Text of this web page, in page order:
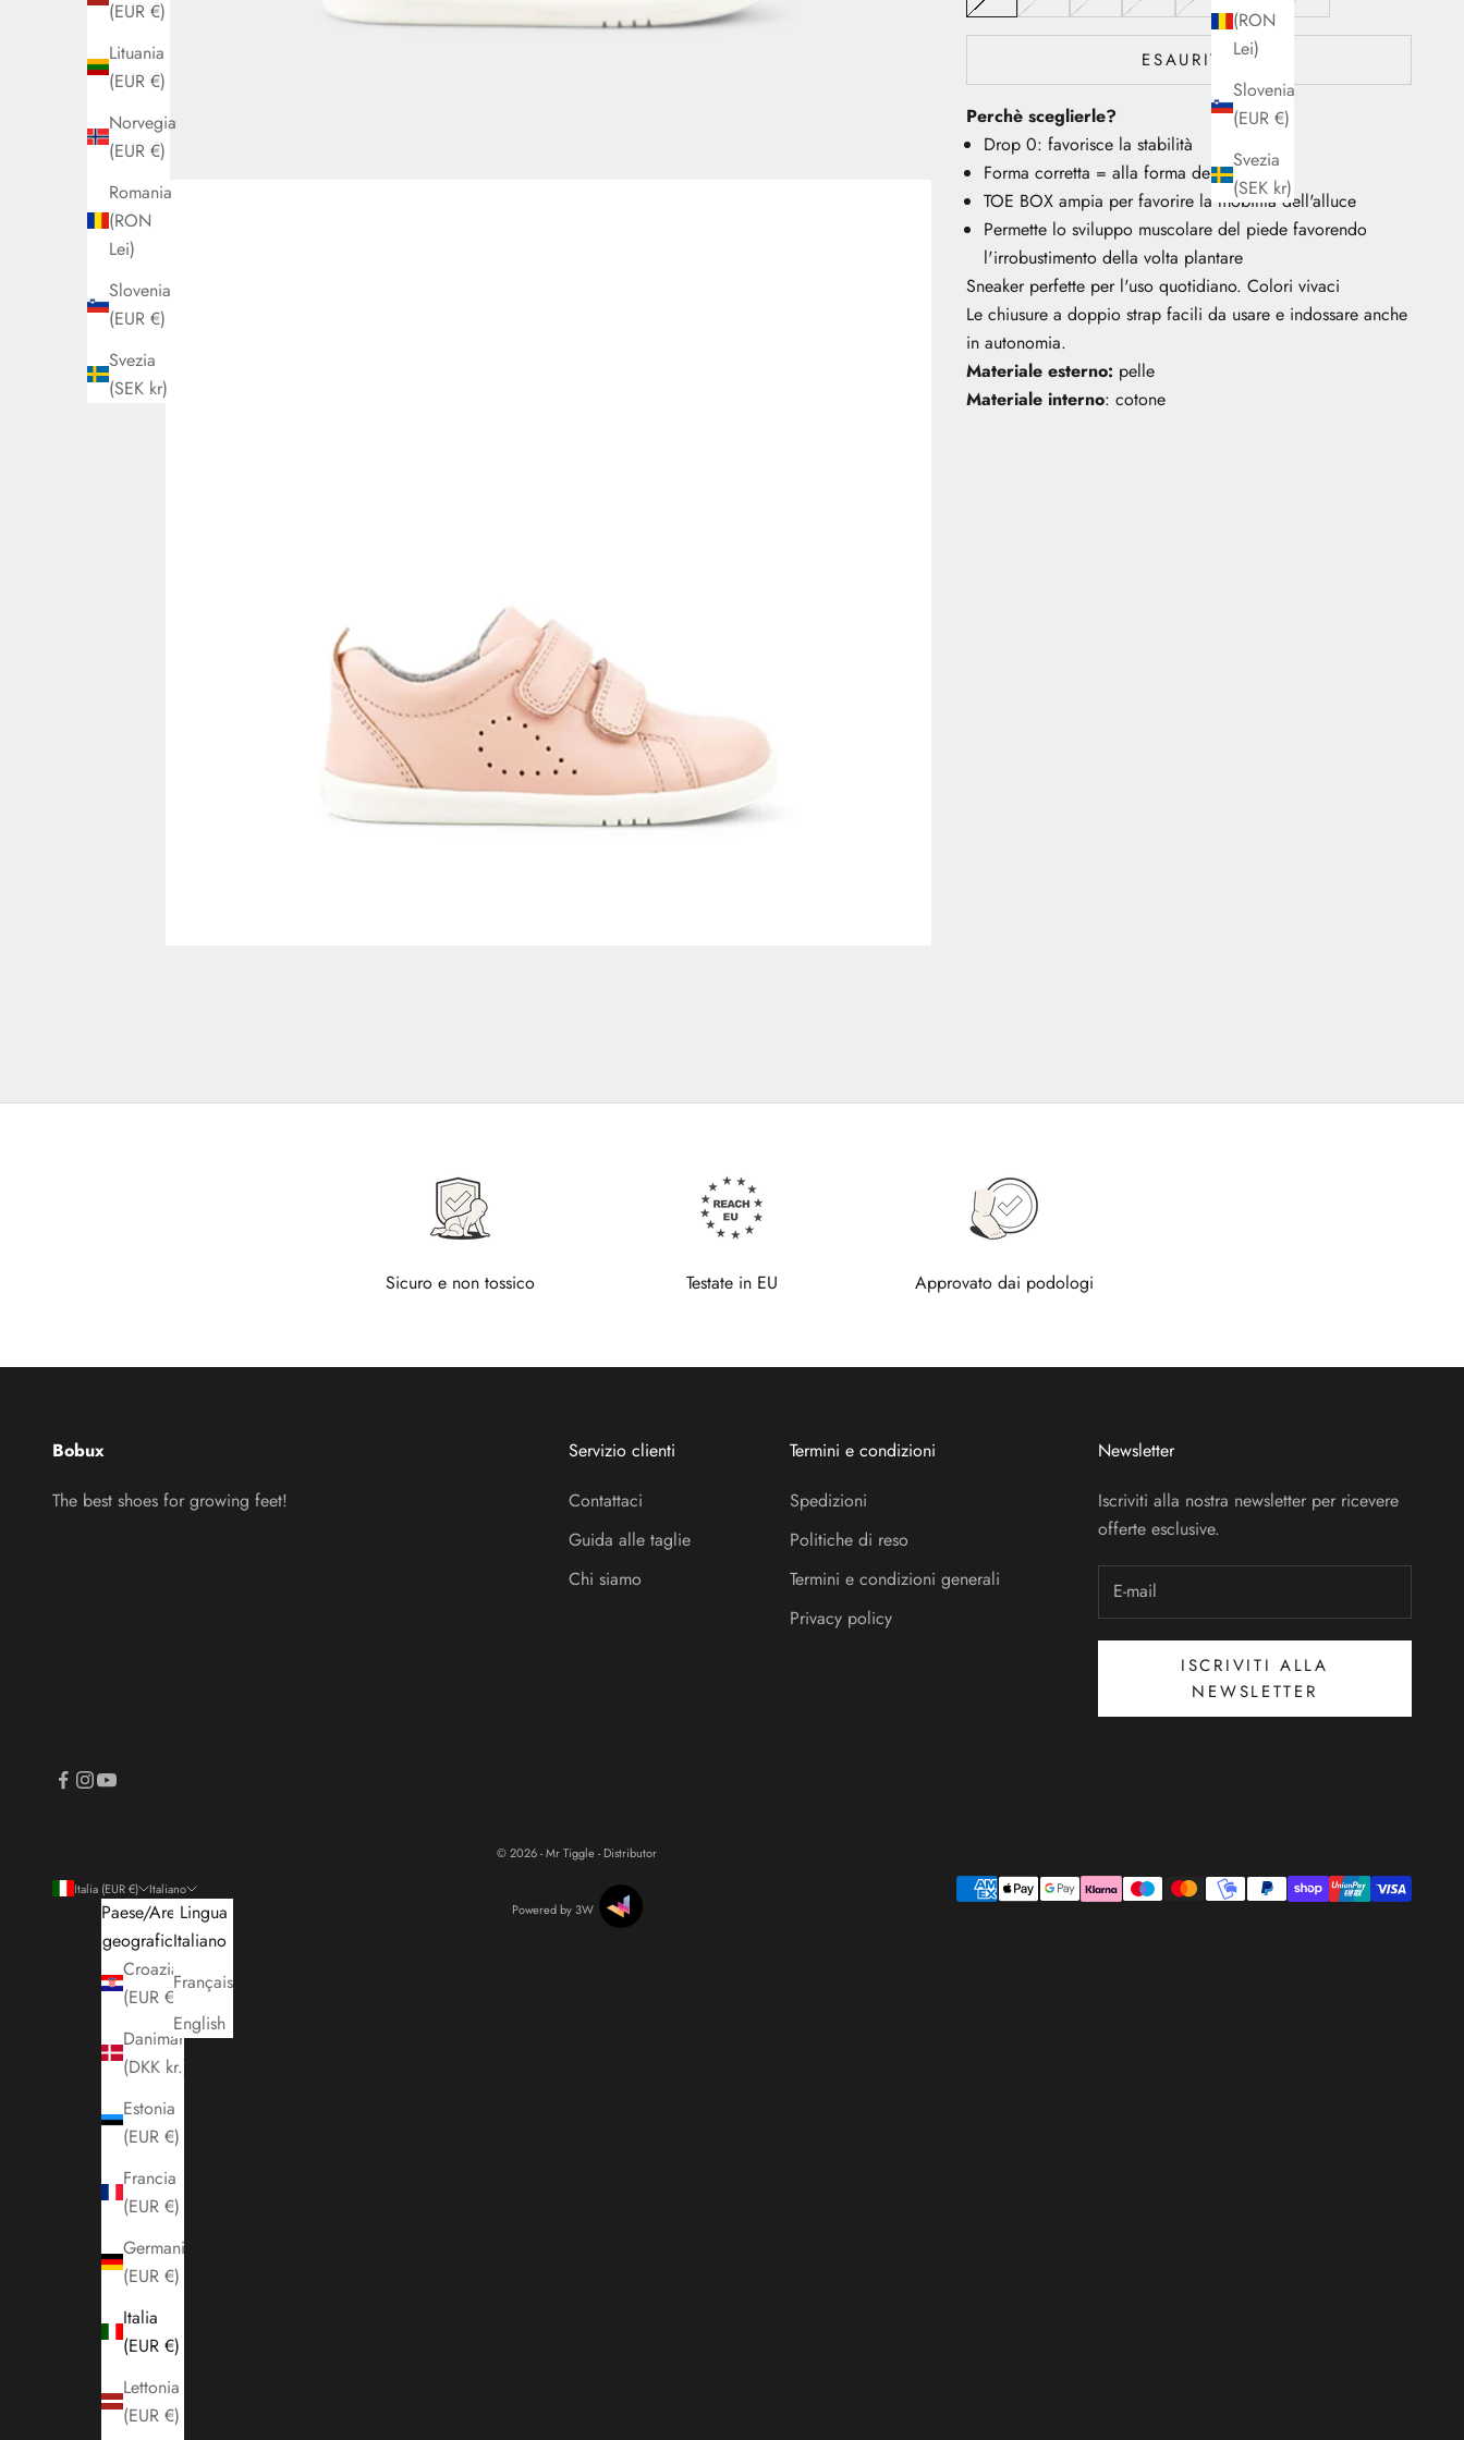
(RON
Lei)
Slovenia
(EUR €)
Svezia
(SEK kr)
(EUR €)
Lituania
(EUR €)
Norvegia
(EUR €)
Romania
(RON
Lei)
Slovenia
(EUR €)
Svezia
(SEK kr)
ESAURITO
Perchè sceglierle?
Drop 0: favorisce la stabilità
Forma corretta = alla forma del piede
TOE BOX ampia per favorire la mobilità dell'alluce
Permette lo sviluppo muscolare del piede favorendo
l'irrobustimento della volta plantare
Sneaker perfette per l'uso quotidiano. Colori vivaci
Le chiusure a doppio strap facili da usare e indossare anche
in autonomia.
Materiale esterno: pelle
Materiale interno: cotone
Sicuro e non tossico Testate in EU Approvato dai podologi
Bobux
The best shoes for growing feet!
Servizio clienti
Contattaci
Guida alle taglie
Chi siamo
Termini e condizioni
Spedizioni
Politiche di reso
Termini e condizioni generali
Privacy policy
Newsletter
Iscriviti alla nostra newsletter per ricevere
offerte esclusive.
ISCRIVITI ALLA
NEWSLETTER
Italia (EUR €)
Paese/Area
geografica
Croazia
(EUR €)
Danimarca
(DKK kr.)
Estonia
(EUR €)
Francia
(EUR €)
Germania
(EUR €)
Italia
(EUR €)
Lettonia
(EUR €)
Italiano
Lingua
Italiano
Français
English
© 2026 - Mr Tiggle - Distributor
Powered by 3W